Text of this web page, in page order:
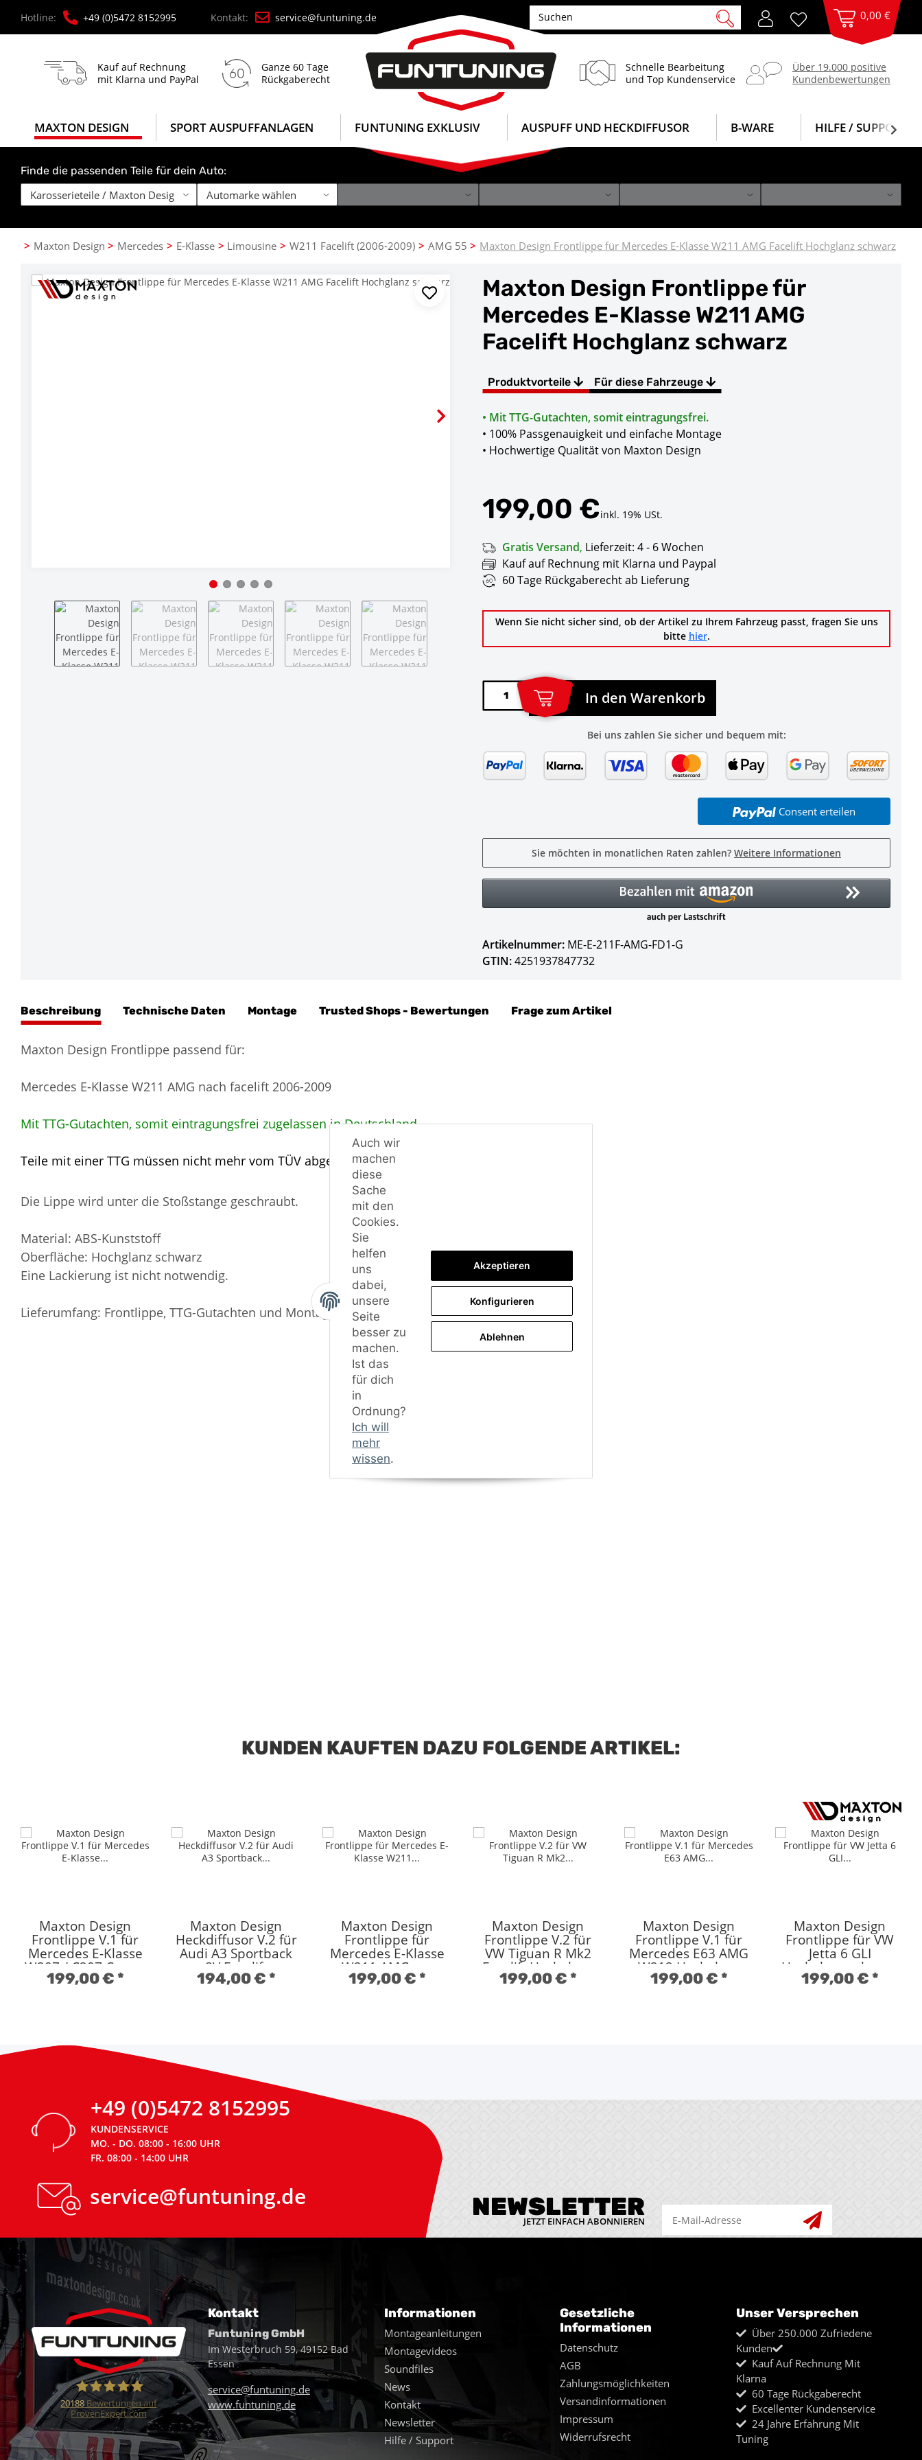
Hotline: +49 (0)5472 8152995 Kontakt: service@funtuning.de 0,00 €
Kauf auf Rechnung
mit Klarna und PayPal
Ganze 60 Tage
Rückgaberecht
Schnelle Bearbeitung
und Top Kundenservice
Über 19.000 positive
Kundenbewertungen
MAXTON DESIGN SPORT AUSPUFFANLAGEN FUNTUNING EXKLUSIV AUSPUFF UND HECKDIFFUSOR B-WARE HILFE / SUPPORT
Finde die passenden Teile für dein Auto:
Maxton Design Mercedes E-Klasse Limousine W211 Facelift (2006-2009) AMG 55 Maxton Design Frontlippe für Mercedes E-Klasse W211 AMG Facelift Hochglanz schwarz
Maxton Design Frontlippe für
Mercedes E-Klasse W211 AMG
Facelift Hochglanz schwarz
Produktvorteile Für diese Fahrzeuge
• Mit TTG-Gutachten, somit eintragungsfrei.
• 100% Passgenauigkeit und einfache Montage
• Hochwertige Qualität von Maxton Design
199,00 €inkl. 19% USt.
Gratis Versand, Lieferzeit: 4 - 6 Wochen
Kauf auf Rechnung mit Klarna und Paypal
60 Tage Rückgaberecht ab Lieferung
Wenn Sie nicht sicher sind, ob der Artikel zu Ihrem Fahrzeug passt, fragen Sie uns
bitte hier.
In den Warenkorb
Bei uns zahlen Sie sicher und bequem mit:
Consent erteilen
Sie möchten in monatlichen Raten zahlen? Weitere Informationen
Artikelnummer: ME-E-211F-AMG-FD1-G
GTIN:4251937847732
Beschreibung Technische Daten Montage Trusted Shops - Bewertungen Frage zum Artikel
Maxton Design Frontlippe passend für:
Mercedes E-Klasse W211 AMG nach facelift 2006-2009
Mit TTG-Gutachten, somit eintragungsfrei zugelassen in Deutschland.
Teile mit einer TTG müssen nicht mehr vom TÜV abgenommen werden, genau wie bei der ABE.
Die Lippe wird unter die Stoßstange geschraubt.
Material: ABS-Kunststoff
Oberfläche: Hochglanz schwarz
Eine Lackierung ist nicht notwendig.
Lieferumfang: Frontlippe, TTG-Gutachten und Montagematerial
KUNDEN KAUFTEN DAZU FOLGENDE ARTIKEL:
Maxton Design
Frontlippe V.1 für
Mercedes E-Klasse
W207 / C207 Coupe
AMG-Line Hochglanz
199,00 €*
Maxton Design
Heckdiffusor V.2 für
Audi A3 Sportback
8V Facelift
Hochglanz schwarz
194,00 €*
Maxton Design
Frontlippe für
Mercedes E-Klasse
W211 AMG vor
Facelift Hochglanz
199,00 €*
Maxton Design
Frontlippe V.2 für
VW Tiguan R Mk2
Facelift Hochglanz
schwarz
199,00 €*
Maxton Design
Frontlippe V.1 für
Mercedes E63 AMG
W212 Hochglanz
schwarz
199,00 €*
Maxton Design
Frontlippe für VW
Jetta 6 GLI
Hochglanz schwarz
199,00 €*
+49 (0)5472 8152995
KUNDENSERVICE
MO. - DO. 08:00 - 16:00 UHR
FR. 08:00 - 14:00 UHR
service@funtuning.de NEWSLETTER
JETZT EINFACH ABONNIEREN
Funtuning GmbH
20188 Bewertungen auf
ProvenExpert.com
Kontakt
Funtuning GmbH
Im Westerbruch 59, 49152 Bad
Essen
service@funtuning.de
www.funtuning.de
Informationen
Montageanleitungen
Montagevideos
Soundfiles
News
Kontakt
Newsletter
Hilfe / Support
Gesetzliche
Informationen
Datenschutz
AGB
Zahlungsmöglichkeiten
Versandinformationen
Impressum
Widerrufsrecht
Unser Versprechen
Über 250.000 Zufriedene
Kunden
Kauf Auf Rechnung Mit
Klarna
60 Tage Rückgaberecht
Excellenter Kundenservice
24 Jahre Erfahrung Mit
Tuning
Auch wir
machen
diese
Sache
mit den
Cookies.
Sie
helfen
uns
dabei,
unsere
Seite
besser zu
machen.
Ist das
für dich
in
Ordnung?
Ich will
mehr
wissen.
Akzeptieren
Konfigurieren
Ablehnen